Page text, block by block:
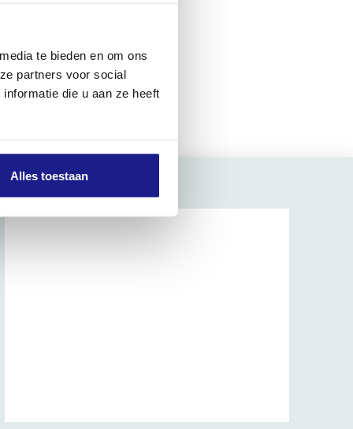
te bieden en om ons
partners voor social
die u aan ze heeft
Alles toestaan
– 14:00. Bij